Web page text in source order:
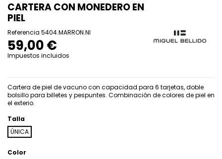
CARTERA CON MONEDERO EN
PIEL
Referencia 5404.MARRON.NI
59,00 €
Impuestos incluidos
Cartera de piel de vacuno con capacidad para 6 tarjetas, doble
bolsillo para billetes y pespuntes. Combinación de colores de piel en
el exterio.
Talla
ÚNICA
Color